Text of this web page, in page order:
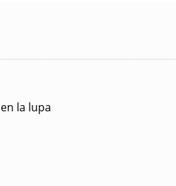
la lupa